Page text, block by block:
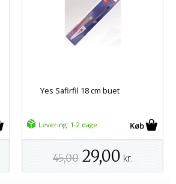
Yes Safirfil 18 cm buet
Levering: 1-2 dage
45,00 29,00 kr.